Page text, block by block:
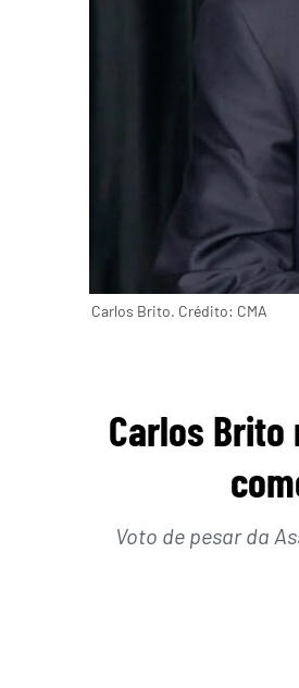
Carlos Brito. Crédito: CMA
Carlos Brito
Voto de pesar da